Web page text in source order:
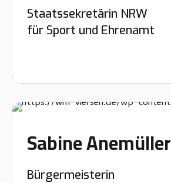
Staatssekretärin NRW
für Sport und Ehrenamt
Sabine Anemüller
Bürgermeisterin